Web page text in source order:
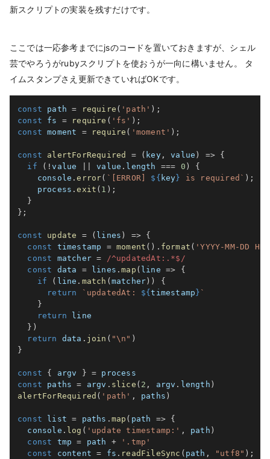
新スクリプトの実装を残すだけです。
ここでは一応参考までにjsのコードを置いておきますが、シェル
芸でやろうがrubyスクリプトを使おうが一向に構いません。 タ
イムスタンプさえ更新できていればOKです。
const path = require ( 'path' ) ;
const fs = require ( 'fs' ) ;
const moment = require ( 'moment' ) ;
const alertForRequired = ( key, value ) => {
if
( !value value . length === 0 )
{
    console
.error( ` [ERROR] ${ key } is required ` ) ;
    process
.exit ( 1 ) ;
}
} ;
const update = ( lines ) => {
const timestamp = moment ( ) . format ( 'YYYY-MM-DD
const matcher = /^updatedAt:.*$ /
const data = lines .map ( line =>
{
if
( line . match ( matcher ) )
{
return
` updatedAt: ${timestamp } `
}
return line
} )
return
data . join ( "\n" )
}
const { argv } =
const paths = argv . slice ( 2 , argv . length )
alertForRequired ( 'path' , paths )
const list = paths . map ( path => {
  console
. log ( 'update timestamp:' , path )
const tmp = path +
'.tmp'
const content = fs . readFileSync ( path , "utf8" ) ;